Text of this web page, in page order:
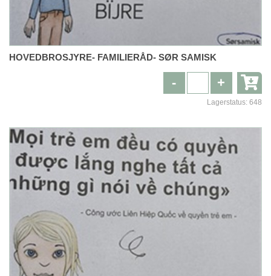
HOVEDBROSJYRE- FAMILIERÅD- SØR SAMISK
+
-
Lagerstatus: 648